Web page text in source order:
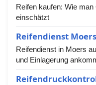
Reifen kaufen: Wie
einschätzt
Reifendienst Moers
Reifendienst in Moers
und Einlagerung